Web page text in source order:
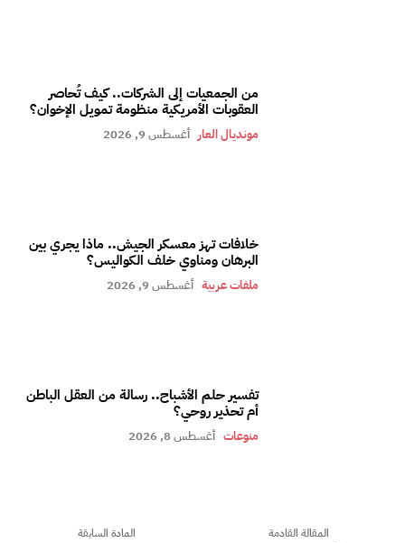
من الجمعيات إلى الشركات.. كيف تُحاصر
العقوبات الأمريكية منظومة تمويل الإخوان؟
مونديال العار أغسطس 9, 2026
خلافات تهز معسكر الجيش.. ماذا يجري بين
البرهان ومناوي خلف الكواليس؟
ملفات عربية أغسطس 9, 2026
تفسير حلم الأشباح.. رسالة من العقل الباطن
أم تحذير روحي؟
منوعات أغسطس 8, 2026
المادة السابقة المقالة القادمة